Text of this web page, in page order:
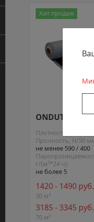
Хит продаж
ONDUTISS
Плотность, г/м²:
Прочность, Н/50
не менее 590 / 400
г/(м²*24 ч):
не более 5
1420 - 1490
30 м²
3185 - 3345
70 м²